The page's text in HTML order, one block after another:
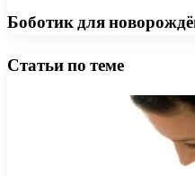
Боботик для
Статьи по теме